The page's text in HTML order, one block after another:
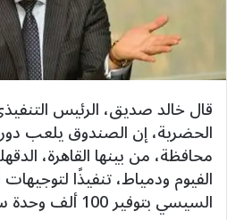
قال خالد صديق، الرئيس
محافظة، من بينها القاهرة،
الفيوم ودمياط، تنفيذًا
السيسي بتوفير 100 ألف وحدة سكنية جديدة.